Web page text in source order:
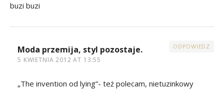
buzi buzi
Moda przemija, styl pozostaje.
5 KWIETNIA 2012 AT 13:55
ODPOWIEDZ
„The invention od lying”- też polecam, nietuzinkowy